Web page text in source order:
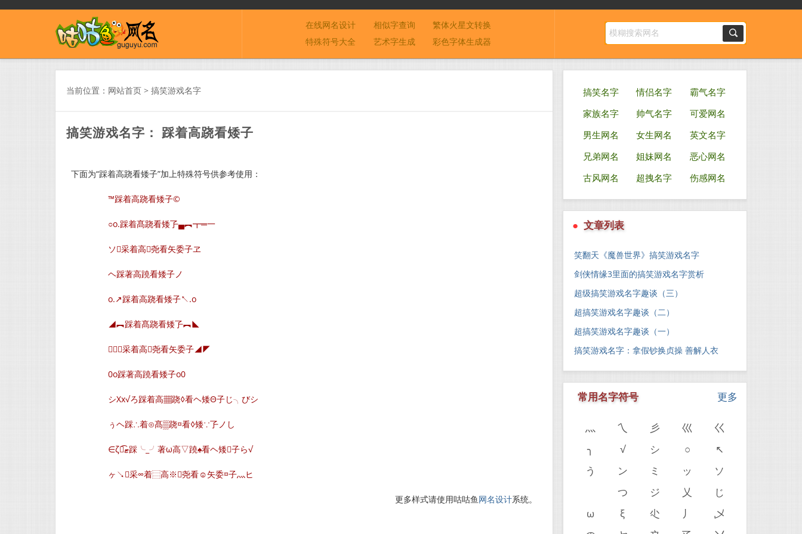
在线网名设计 相似字查询
繁体火星文转换
特殊符号大全
艺术字生成 彩色字体生成器
当前位置： 网站首页 > 搞笑游戏名字
搞笑游戏名字： 踩着高跷看矮子
下面为“踩着高跷看矮子”加上特殊符号供参考使用：
™踩着高跷看矮子©
○o.踩着髙跷看矮孒▄︻┳═一
ソ采着高尧看矢委子ヱ
ヘ踩著高蹺看矮子ノ
o.↗踩着高跷看矮子↖.o
◢︻踩着髙跷看矮孒︻◣
◥◣采着高尧看矢委子◢◤
0o踩著高蹺看矮子o0
シXx√ろ踩着高▦跷◊看ヘ矮Θ子じ╮びシ
ぅヘ踩∴着⊙髙▒跷¤看◊矮∵孒ノし
∈ζั͡ޓ踩╰_╯著ω高▽蹺♠看ヘ矮子ら√
ヶ↘采∞着⿳高※尧看☺矢委¤子灬ヒ
更多样式请使用咕咕鱼网名设计系统。
搞笑名字 情侣名字
霸气名字
家族名字
帅气名字
可爱网名
男生网名
女生网名
英文名字
兄弟网名
姐妹网名
恶心网名
古风网名
超拽名字 伤感网名
● 文章列表
笑翻天《魔兽世界》搞笑游戏名字
剑侠情缘3里面的搞笑游戏名字赏析
超级搞笑游戏名字趣谈（三）
超搞笑游戏名字趣谈（二）
超搞笑游戏名字趣谈（一）
搞笑游戏名字：拿假钞换贞操 善解人衣
更多
常用名字符号
灬 乀 彡 巛
巜
╮
√ シ ○
↖
う
ン ミ ッ
ソ
つ ジ 乂
じ
ω
ξ 尐 丿
乄